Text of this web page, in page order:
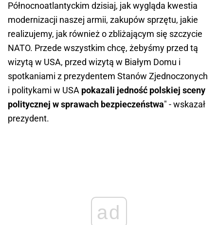
Północnoatlantyckim dzisiaj, jak wygląda kwestia
modernizacji naszej armii, zakupów sprzętu, jakie
realizujemy, jak również o zbliżającym się szczycie
NATO. Przede wszystkim chcę, żebyśmy przed tą
wizytą w USA, przed wizytą w Białym Domu i
spotkaniami z prezydentem Stanów Zjednoczonych
i politykami w USA pokazali jedność polskiej sceny
politycznej w sprawach bezpieczeństwa" - wskazał
prezydent.
ad